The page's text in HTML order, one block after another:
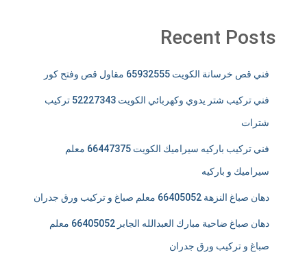
Recent Posts
فني قص خرسانة الكويت 65932555 مقاول قص وفتح كور
فني تركيب شتر يدوي وكهربائي الكويت 52227343 تركيب
شترات
فني تركيب باركيه سيراميك الكويت 66447375 معلم
سيراميك و باركيه
دهان صباغ النزهة 66405052 معلم صباغ و تركيب ورق جدران
دهان صباغ ضاحية مبارك العبدالله الجابر 66405052 معلم
صباغ و تركيب ورق جدران